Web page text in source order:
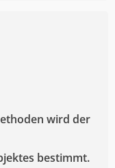
wird der
bestimmt.